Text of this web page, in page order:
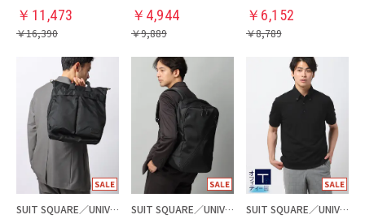
￥ 11,473
￥16,390
￥ 4,944
￥9,889
￥ 6,152
￥8,789
SUIT SQUARE／UNIVERSAL LANGUAGE
SUIT SQUARE／UNIVERSAL LANGUAGE
SUIT SQUARE／UNIVERSAL LANGUAGE